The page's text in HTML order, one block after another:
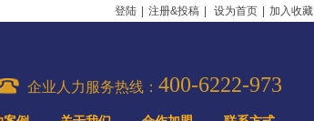
登陆 注册&投稿 设为首页 加入收藏
企业人力服务热线： 400-6222-973